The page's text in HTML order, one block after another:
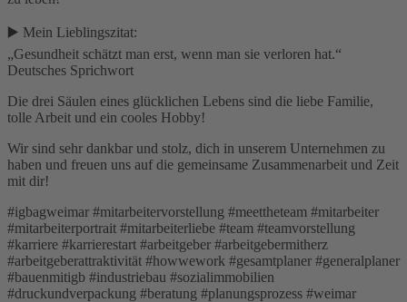
▶️ Mein Lieblingszitat:
„Gesundheit schätzt man erst, wenn man sie verloren hat.“
Deutsches Sprichwort
Die drei Säulen eines glücklichen Lebens sind die liebe Familie,
tolle Arbeit und ein cooles Hobby!
Wir sind sehr dankbar und stolz, dich in unserem Unternehmen zu
haben und freuen uns auf die gemeinsame Zusammenarbeit und Zeit
mit dir!
#igbagweimar #mitarbeitervorstellung #meettheteam #mitarbeiter
#mitarbeiterportrait #mitarbeiterliebe #team #teamvorstellung
#karriere #karrierestart #arbeitgeber #arbeitgebermitherz
#arbeitgeberattraktivität #howwework #gesamtplaner #generalplaner
#bauenmitigb #industriebau #sozialimmobilien
#druckundverpackung #beratung #planungsprozess #weimar